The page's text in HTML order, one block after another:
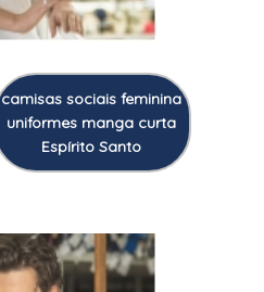
camisas sociais feminina
uniformes manga curta
Espírito Santo